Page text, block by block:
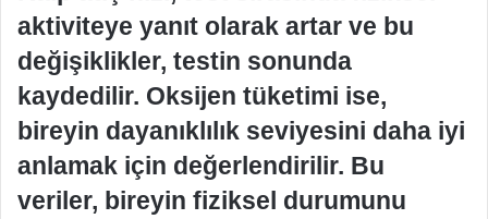
aktiviteye yanıt olarak artar ve bu
değişiklikler, testin sonunda
kaydedilir. Oksijen tüketimi ise,
bireyin dayanıklılık seviyesini daha iyi
anlamak için değerlendirilir. Bu
veriler, bireyin fiziksel durumunu